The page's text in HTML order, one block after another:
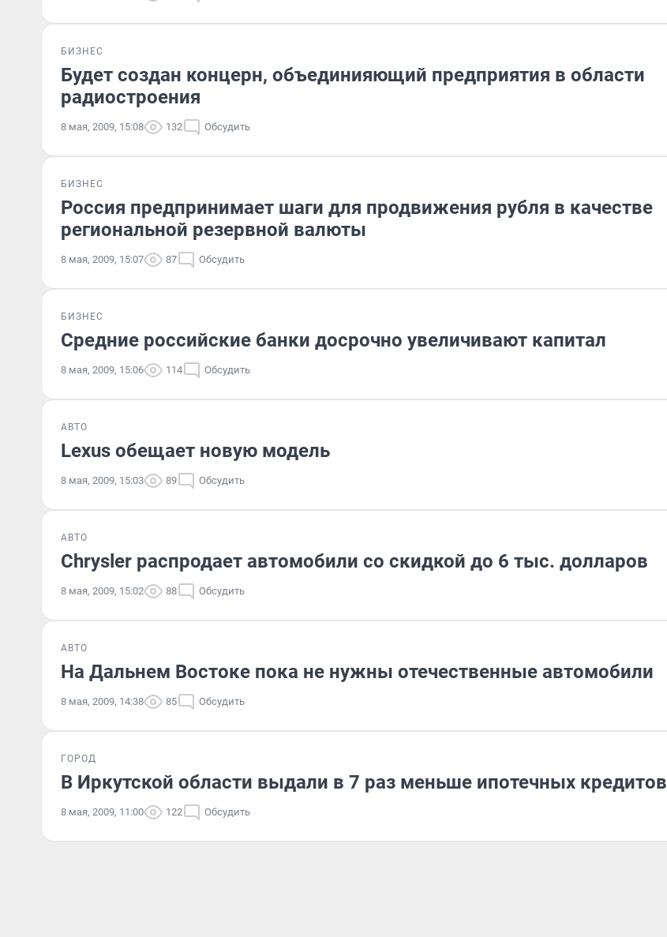
БИЗНЕС
Будет создан концерн, объединияющий предприятия в области
радиостроения
8 мая, 2009, 15:08 132 Обсудить
БИЗНЕС
Россия предпринимает шаги для продвижения рубля в качестве
региональной резервной валюты
8 мая, 2009, 15:07 87 Обсудить
БИЗНЕС
Средние российские банки досрочно увеличивают капитал
8 мая, 2009, 15:06 114 Обсудить
АВТО
Lexus обещает новую модель
8 мая, 2009, 15:03 89 Обсудить
АВТО
Chrysler распродает автомобили со скидкой до 6 тыс. долларов
8 мая, 2009, 15:02 88 Обсудить
АВТО
На Дальнем Востоке пока не нужны отечественные автомобили
8 мая, 2009, 14:38 85 Обсудить
ГОРОД
В Иркутской области выдали в 7 раз меньше ипотечных кредитов
8 мая, 2009, 11:00 122 Обсудить